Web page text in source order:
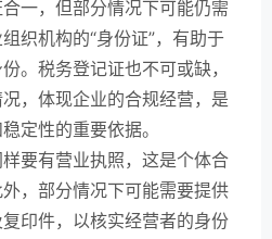
合一，但部分情况下可能仍需
织机构的“身份证”，有助于
。税务登记证也不可或缺，
，体现企业的合规经营，是
定性的重要依据。
要有营业执照，这是个体合
，部分情况下可能需要提供
印件，以核实经营者的身份